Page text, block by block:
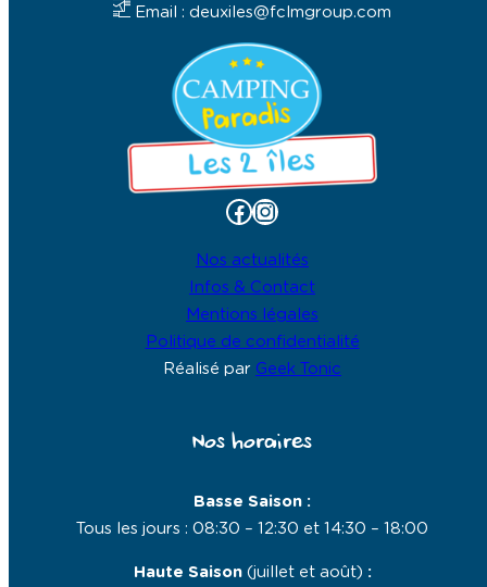
Email : deuxiles@fclmgroup.com
Facebook Instagram
Nos actualités
Infos & Contact
Mentions légales
Politique de confidentialité
Réalisé par Geek Tonic
Nos horaires
Basse Saison :
Tous les jours : 08:30 – 12:30 et 14:30 – 18:00
Haute Saison (juillet et août) :